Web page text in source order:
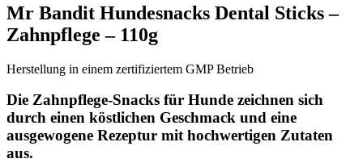
Mr Bandit Hundesnacks Dental Sticks –
Zahnpflege – 110g
Herstellung in einem zertifiziertem GMP Betrieb
Die Zahnpflege-Snacks für Hunde zeichnen sich
durch einen köstlichen Geschmack und eine
ausgewogene Rezeptur mit hochwertigen Zutaten
aus.